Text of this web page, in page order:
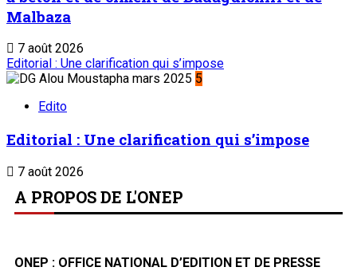
Malbaza
7 août 2026
Editorial : Une clarification qui s’impose
5
Edito
Editorial : Une clarification qui s’impose
7 août 2026
A PROPOS DE L'ONEP
ONEP : OFFICE NATIONAL D’EDITION ET DE PRESSE